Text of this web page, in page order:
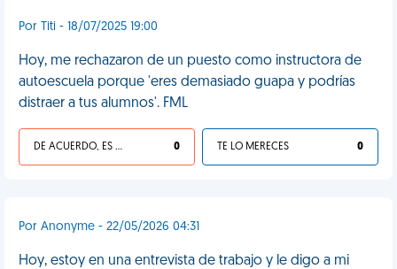
Por Titi - 18/07/2025 19:00
Hoy, me rechazaron de un puesto como instructora de
autoescuela porque 'eres demasiado guapa y podrías
distraer a tus alumnos'. FML
DE ACUERDO, ES UNA VIDA HP 0 TE LO MERECES 0
Por Anonyme - 22/05/2026 04:31
Hoy, estoy en una entrevista de trabajo y le digo a mi